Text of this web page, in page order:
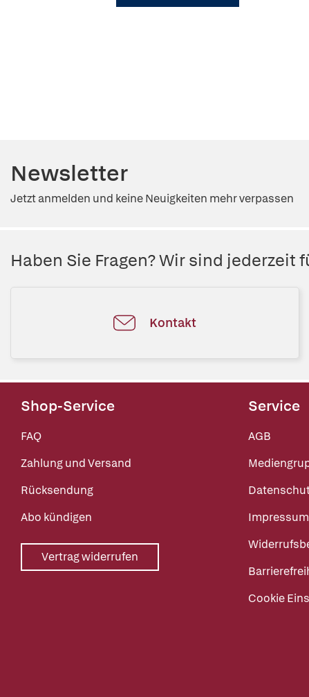
Newsletter
Jetzt anmelden und keine Neuigkeiten mehr verpassen
Haben Sie Fragen? Wir sind jederzeit
Kontakt
Shop-Service
FAQ
Zahlung und Versand
Rücksendung
Abo kündigen
Vertrag widerrufen
Service
AGB
Impressum
Cookie